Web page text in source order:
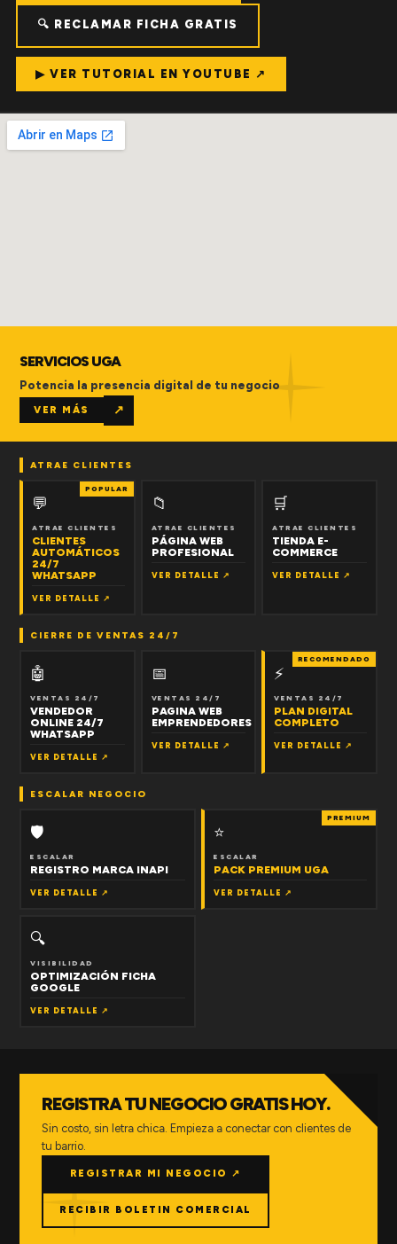
🔍 RECLAMAR FICHA GRATIS
▶ VER TUTORIAL EN YOUTUBE ↗
SERVICIOS UGA
Potencia la presencia digital de tu negocio
VER MÁS ↗
ATRAE CLIENTES
POPULAR
💬
ATRAE CLIENTES
CLIENTES
AUTOMÁTICOS
24/7
WHATSAPP
VER DETALLE ↗
📁
ATRAE CLIENTES
PÁGINA WEB
PROFESIONAL
VER DETALLE ↗
🛒
ATRAE CLIENTES
TIENDA E-
COMMERCE
VER DETALLE ↗
CIERRE DE VENTAS 24/7
🤖
VENTAS 24/7
VENDEDOR
ONLINE 24/7
WHATSAPP
VER DETALLE ↗
📅
VENTAS 24/7
PAGINA WEB
EMPRENDEDORES
VER DETALLE ↗
RECOMENDADO
⚡
VENTAS 24/7
PLAN DIGITAL
COMPLETO
VER DETALLE ↗
ESCALAR NEGOCIO
🛡
ESCALAR
REGISTRO MARCA INAPI
VER DETALLE ↗
PREMIUM
⭐
ESCALAR
PACK PREMIUM UGA
VER DETALLE ↗
🔍
VISIBILIDAD
OPTIMIZACIÓN FICHA
GOOGLE
VER DETALLE ↗
REGISTRA TU NEGOCIO GRATIS HOY.
Sin costo, sin letra chica. Empieza a conectar con clientes de
tu barrio.
REGISTRAR MI NEGOCIO ↗
RECIBIR BOLETIN COMERCIAL